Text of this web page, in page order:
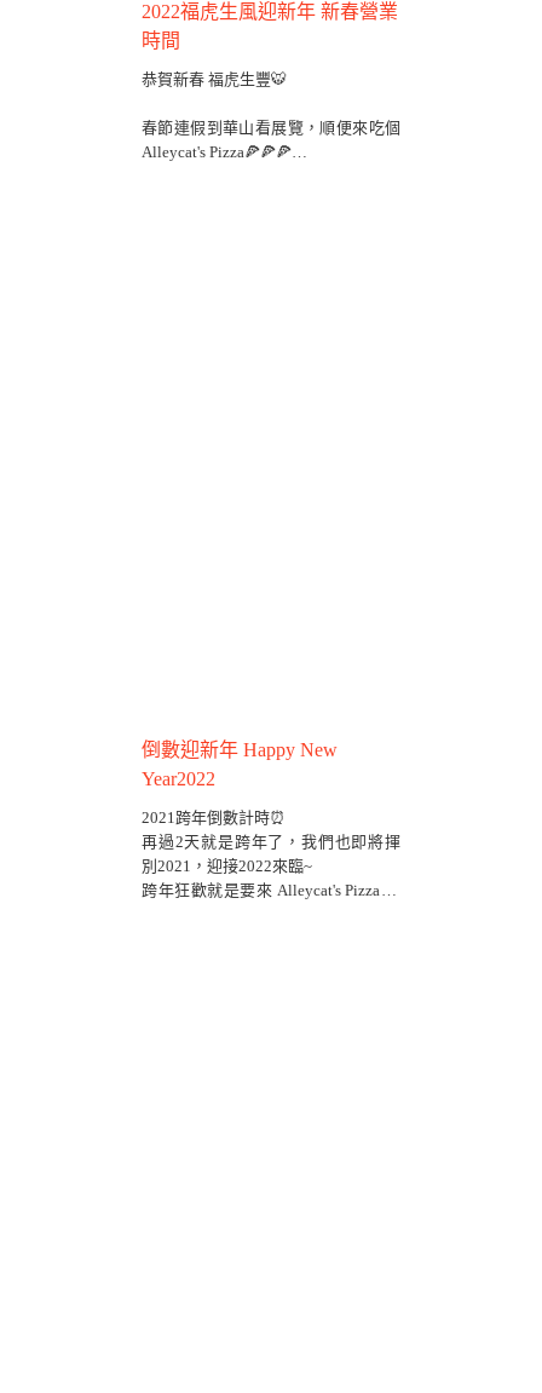
2022福虎生風迎新年 新春營業
時間
恭賀新春 福虎生豐🐯
春節連假到華山看展覽，順便來吃個
Alleycat's Pizza🍕🍕🍕
倒數迎新年 Happy New
Year2022
2021跨年倒數計時⏰
再過2天就是跨年了，我們也即將揮
別2021，迎接2022來臨~
跨年狂歡就是要來 Alleycat's Pizza 嗨